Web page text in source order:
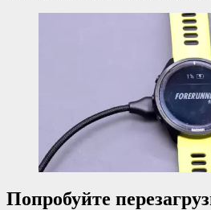
Попробуйте